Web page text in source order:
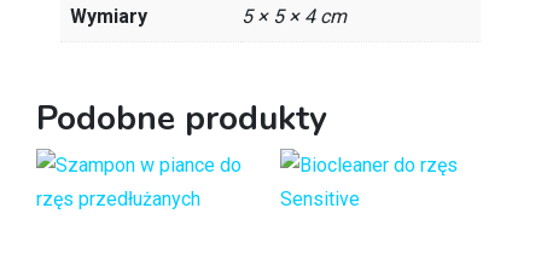
Wymiary 5 × 5 × 4 cm
Podobne produkty